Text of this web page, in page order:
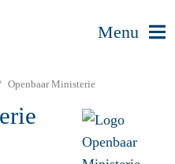
Menu
Openbaar Ministerie